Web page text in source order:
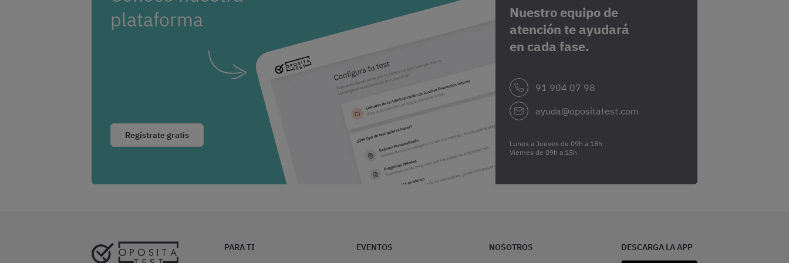
plataforma
Regístrate gratis
Nuestro equipo de
atención te ayudará
en cada fase.
91 904 07 98
ayuda@opositatest.com
Lunes a Jueves de 09h a 18h
Viernes de 09h a 15h